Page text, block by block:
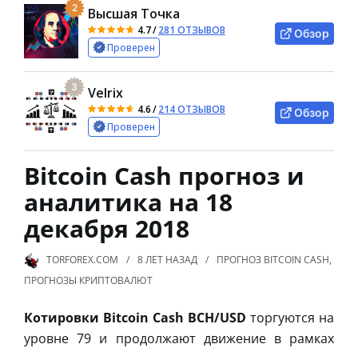
2 Высшая Точка
4.7/281 ОТЗЫВОВ
Проверен
Обзор
3 Velrix
4.6/214 ОТЗЫВОВ
Проверен
Обзор
Bitcoin Cash прогноз и
аналитика на 18
декабря 2018
TORFOREX.COM 8 ЛЕТ НАЗАД ПРОГНОЗ BITCOIN CASH,
ПРОГНОЗЫ КРИПТОВАЛЮТ
Котировки Bitcoin Cash BCH/USD торгуются на
уровне 79 и продолжают движение в рамках